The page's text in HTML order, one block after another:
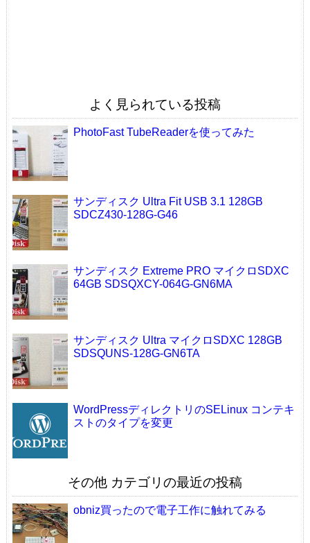
よく見られている投稿
PhotoFast TubeReaderを使ってみた
サンディスク Ultra Fit USB 3.1 128GB
SDCZ430-128G-G46
サンディスク Extreme PRO マイクロSDXC
64GB SDSQXCY-064G-GN6MA
サンディスク Ultra マイクロSDXC 128GB
SDSQUNS-128G-GN6TA
WordPressディレクトリのSELinux コンテキ
ストのタイプを変更
その他 カテゴリの最近の投稿
obniz買ったので電子工作に触れてみる